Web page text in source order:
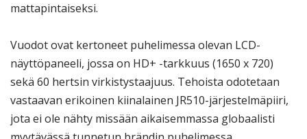
mattapintaiseksi.
Vuodot ovat kertoneet puhelimessa olevan LCD-
näyttöpaneeli, jossa on HD+ -tarkkuus (1650 x 720)
sekä 60 hertsin virkistystaajuus. Tehoista odotetaan
vastaavan erikoinen kiinalainen JR510-järjestelmäpiiri,
jota ei ole nähty missään aikaisemmassa globaalisti